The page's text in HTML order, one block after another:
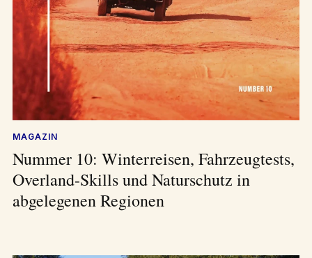
MAGAZIN
Nummer 10: Winterreisen, Fahrzeugtests,
Overland-Skills und Naturschutz in
abgelegenen Regionen